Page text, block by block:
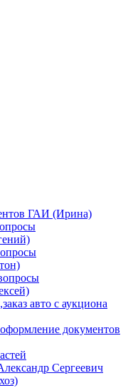
ГАИ (Ирина)
авто с аукциона
документов
Сергеевич